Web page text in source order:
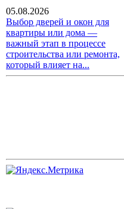
05.08.2026
Выбор дверей и окон для
квартиры или дома —
важный этап в процессе
строительства или ремонта,
который влияет на...